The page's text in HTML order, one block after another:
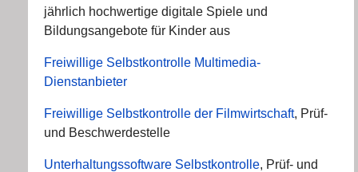
jährlich hochwertige digitale Spiele und
Bildungsangebote für Kinder aus
Freiwillige Selbstkontrolle Multimedia-
Dienstanbieter
Freiwillige Selbstkontrolle der Filmwirtschaft, Prüf-
und Beschwerdestelle
Unterhaltungssoftware Selbstkontrolle, Prüf- und